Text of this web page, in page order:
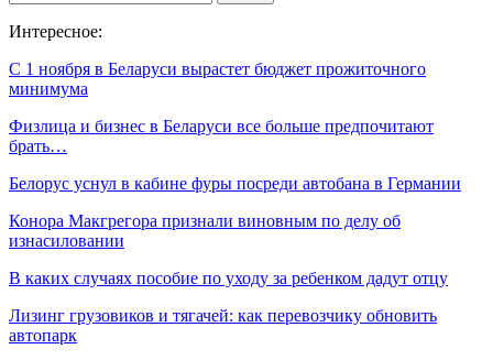
Интересное:
С 1 ноября в Беларуси вырастет бюджет прожиточного
минимума
Физлица и бизнес в Беларуси все больше предпочитают
брать…
Белорус уснул в кабине фуры посреди автобана в Германии
Конора Макгрегора признали виновным по делу об
изнасиловании
В каких случаях пособие по уходу за ребенком дадут отцу
Лизинг грузовиков и тягачей: как перевозчику обновить
автопарк